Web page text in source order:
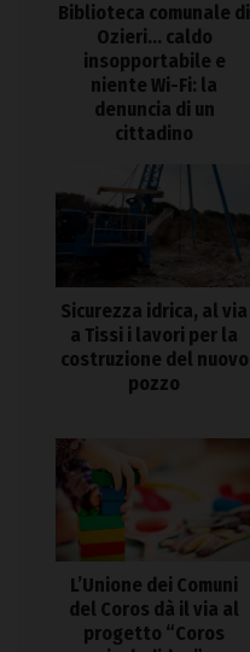
Biblioteca comunale di
Ozieri… caldo
insopportabile e
niente Wi-Fi: la
denuncia di un
cittadino
Sicurezza idrica, al via
a Tissi i lavori per la
costruzione del nuovo
pozzo
L’Unione dei Comuni
del Coros dà il via al
progetto “Coros